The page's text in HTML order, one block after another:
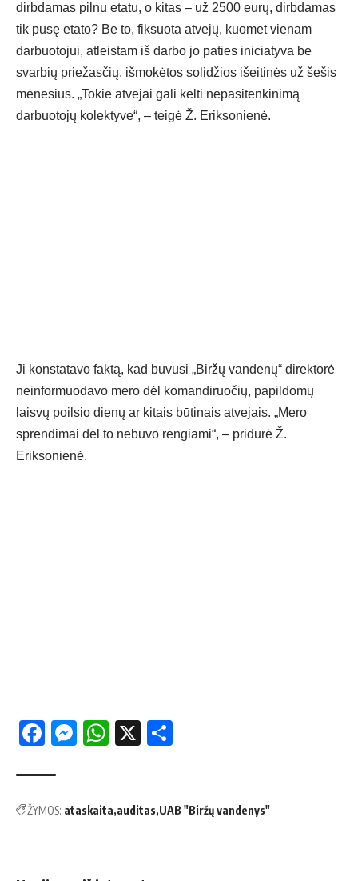
dirbdamas pilnu etatu, o kitas – už 2500 eurų, dirbdamas
tik pusę etato? Be to, fiksuota atvejų, kuomet vienam
darbuotojui, atleistam iš darbo jo paties iniciatyva be
svarbių priežasčių, išmokėtos solidžios išeitinės už šešis
mėnesius. „Tokie atvejai gali kelti nepasitenkinimą
darbuotojų kolektyve“, – teigė Ž. Eriksonienė.
Ji konstatavo faktą, kad buvusi „Biržų vandenų“ direktorė
neinformuodavo mero dėl komandiruočių, papildomų
laisvų poilsio dienų ar kitais būtinais atvejais. „Mero
sprendimai dėl to nebuvo rengiami“, – pridūrė Ž.
Eriksonienė.
Facebook
Messenger
WhatsApp
X
ŽYMOS: ataskaita auditas UAB "Biržų vandenys"